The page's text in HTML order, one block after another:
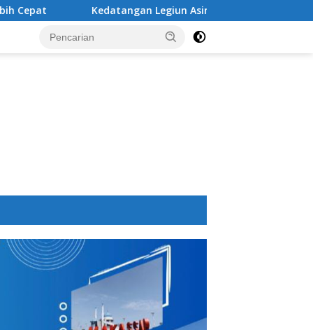
Kedatangan Legiun Asing Baru PSM Makassar Kian Nyata